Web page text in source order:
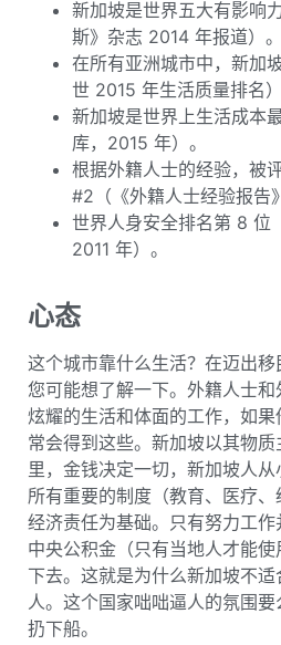
新加坡是世界五大有影响
斯》杂志 2014 年报道）。
在所有亚洲城市中，新加
世 2015 年生活质量排名）
新加坡是世界上生活成本
库，2015 年）。
根据外籍人士的经验，被
#2（《外籍人士经验报告
世界人身安全排名第 8 位
2011 年）。
心态
这个城市靠什么生活？在迈出移
您可能想了解一下。外籍人士
炫耀的生活和体面的工作，如
常会得到这些。新加坡以其物
里，金钱决定一切，新加坡人从
所有重要的制度（教育、医疗
经济责任为基础。只有努力工
中央公积金（只有当地人才能
下去。这就是为什么新加坡不
人。这个国家咄咄逼人的氛围
扔下船。